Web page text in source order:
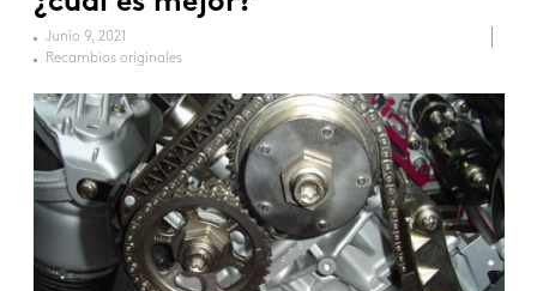
Junio 9, 2021
Recambios originales